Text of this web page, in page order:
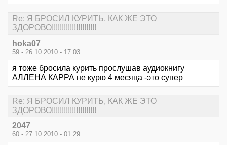
Re: Я БРОСИЛ КУРИТЬ, КАК ЖЕ ЭТО
ЗДОРОВО!!!!!!!!!!!!!!!!!!!!!!
hoka07
59 - 26.10.2010 - 17:03
я тоже бросила курить прослушав аудиокнигу
АЛЛЕНА КАРРА не курю 4 месяца -это супер
Re: Я БРОСИЛ КУРИТЬ, КАК ЖЕ ЭТО
ЗДОРОВО!!!!!!!!!!!!!!!!!!!!!!
2047
60 - 27.10.2010 - 01:29